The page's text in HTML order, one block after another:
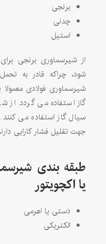
برنجی
چدنی
استیل
از شیرسماوری برنجی
شیرسماوری فولادی
گاز استفاده می گردد. از
سیال گاز استفاده می
جهت تقلیل فشار کارایی
طبقه بندی
یا اکچویتور
دستی یا اهرمی
الکتریکی